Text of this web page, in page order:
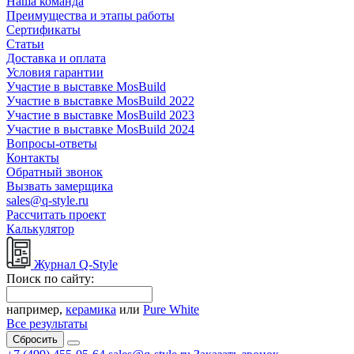
Преимущества и этапы работы
Сертификаты
Статьи
Доставка и оплата
Условия гарантии
Участие в выставке MosBuild
Участие в выставке MosBuild 2022
Участие в выставке MosBuild 2023
Участие в выставке MosBuild 2024
Вопросы-ответы
Контакты
Обратный звонок
Вызвать замерщика
sales@q-style.ru
Рассчитать проект
Калькулятор
Журнал Q-Style
Поиск по сайту:
например, керамика или Pure White
Все результаты
Сбросить